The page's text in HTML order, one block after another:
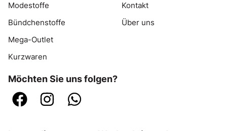
Modestoffe
Bündchenstoffe
Mega-Outlet
Kurzwaren
Kontakt
Über uns
Möchten Sie uns folgen?